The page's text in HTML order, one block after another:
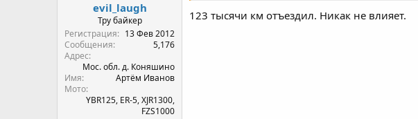
evil_laugh
Тру байкер
Регистрация
13 Фев 2012
Сообщения
5,176
Адрес
Мос. обл. д. Коняшино
Имя
Артём Иванов
Мото
YBR125, ER-5, XJR1300,
FZS1000
123 тысячи км отъездил. Никак не влияет.